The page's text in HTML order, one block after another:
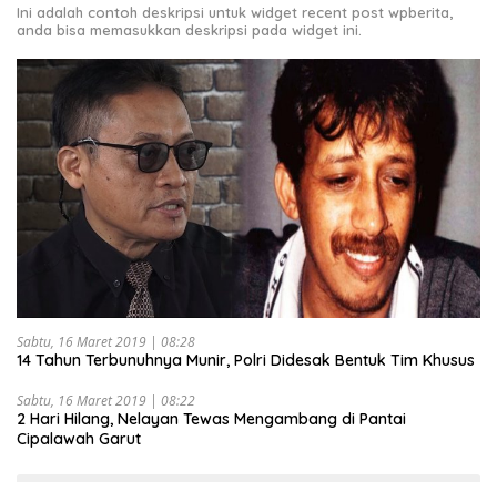
Ini adalah contoh deskripsi untuk widget recent post wpberita,
anda bisa memasukkan deskripsi pada widget ini.
Sabtu, 16 Maret 2019 | 08:28
14 Tahun Terbunuhnya Munir, Polri Didesak Bentuk Tim Khusus
Sabtu, 16 Maret 2019 | 08:22
2 Hari Hilang, Nelayan Tewas Mengambang di Pantai
Cipalawah Garut